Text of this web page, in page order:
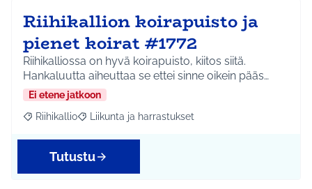
Riihikallion koirapuisto ja
pienet koirat #1772
Riihikalliossa on hyvä koirapuisto, kiitos siitä.
Hankaluutta aiheuttaa se ettei sinne oikein pääs…
Ei etene jatkoon
Rajaa tulokset aihepiirin mukaan: Riihikallio
Riihikallio Rajaa tulokset teeman mukaan: Liikunta ja
Liikunta ja harrastukset
Tutustu